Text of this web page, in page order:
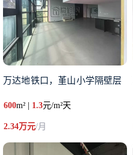
万达地铁口，堇山小学隔壁层
600m² | 1.3元/m²天
2.34万元/月